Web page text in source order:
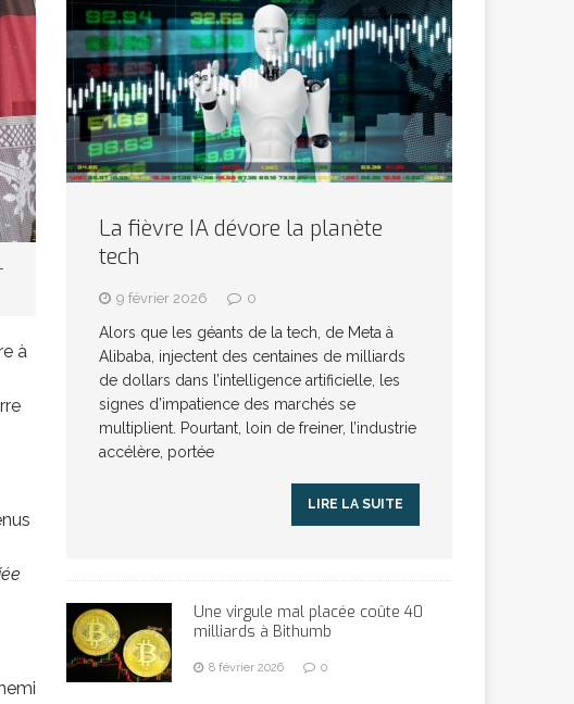
à
La fièvre IA dévore la planète
tech
9 février 2026 0
Alors que les géants de la tech, de Meta à
Alibaba, injectent des centaines de milliards
de dollars dans l’intelligence artificielle, les
signes d’impatience des marchés se
multiplient. Pourtant, loin de freiner, l’industrie
accélère, portée
LIRE LA SUITE
Une virgule mal placée coûte 40
milliards à Bithumb
8 février 2026 0